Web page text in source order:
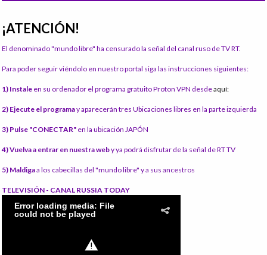
¡ATENCIÓN!
El denominado "mundo libre" ha censurado la señal del canal ruso de TV RT.
Para poder seguir viéndolo en nuestro portal siga las instrucciones siguientes:
1) Instale en su ordenador el programa gratuito Proton VPN desdeaquí:
2) Ejecute el programay aparecerán tres Ubicaciones libres en la parte izquierda
3) Pulse "CONECTAR" en la ubicación JAPÓN
4) Vuelva a entrar en nuestra weby ya podrá disfrutar de la señal de RT TV
5) Maldigaa los cabecillas del "mundo libre" y a sus ancestros
TELEVISIÓN - CANAL RUSSIA TODAY